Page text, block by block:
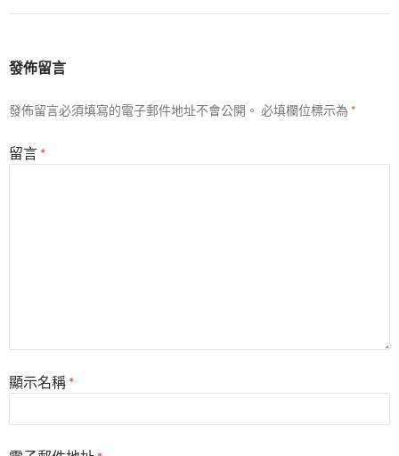
發佈留言
發佈留言必須填寫的電子郵件地址不會公開。 必填欄位標示為 *
留言 *
顯示名稱 *